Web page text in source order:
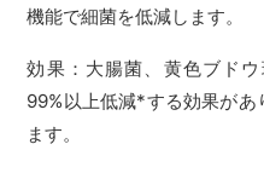
機能で細菌を低減します。
効果：大腸菌、黄色ブド
99%以上低減*する効果があ
ます。